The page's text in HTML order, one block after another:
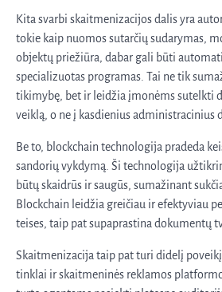
Kita svarbi skaitmenizacijos dalis yra
tokie kaip nuomos sutarčių sudarymas,
objektų priežiūra, dabar gali būti
specializuotas programas. Tai ne tik
tikimybę, bet ir leidžia įmonėms sutelkti
veiklą, o ne į kasdienius administracinius
Be to, blockchain technologija pradeda
sandorių vykdymą. Ši technologija
būtų skaidrūs ir saugūs, sumažinant
Blockchain leidžia greičiau ir efektyviau
teises, taip pat supaprastina dokumentų
Skaitmenizacija taip pat turi didelį
tinklai ir skaitmeninės reklamos